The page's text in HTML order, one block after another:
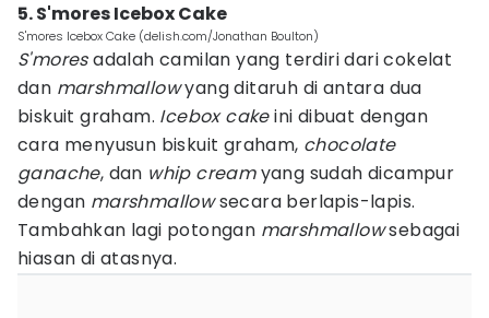
5. S'mores Icebox Cake
S'mores Icebox Cake (delish.com/Jonathan Boulton)
S'moresadalah camilan yang terdiri dari cokelat
dan marshmallowyang ditaruh di antara dua
biskuit graham. Icebox cakeini dibuat dengan
cara menyusun biskuit graham, chocolate
ganache, dan whip creamyang sudah dicampur
dengan marshmallowsecara berlapis-lapis.
Tambahkan lagi potongan marshmallowsebagai
hiasan di atasnya.